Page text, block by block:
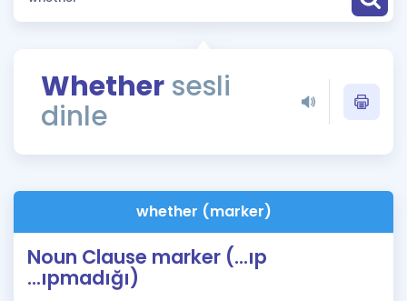
Sözlük
Rehberlik Aracı
ÖSYM Sınav Takvimi
İngilizce Gramer
Whether sesli
dinle
whether (marker)
Noun Clause marker (...ıp
...ıpmadığı)